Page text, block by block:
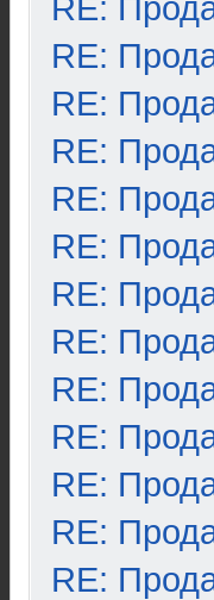
RE:
RE:
RE:
RE:
RE:
RE:
RE:
RE:
RE:
RE:
RE:
RE:
RE: